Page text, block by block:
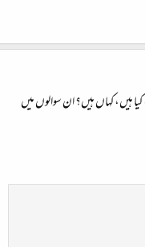
ہیں، کہاں ہیں؟ ان سوالوں میں